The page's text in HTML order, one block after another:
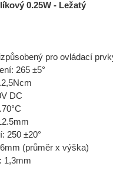
0.25W - Ležatý
pro ovládací
265 ±5°
DC
250 ±20°
(průměr x výška)
1,3mm